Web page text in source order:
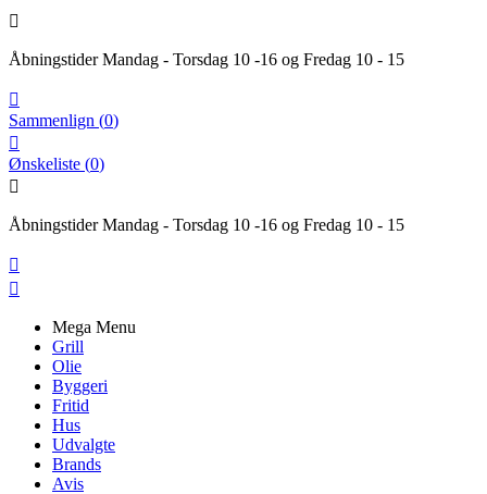

Åbningstider Mandag - Torsdag 10 -16 og Fredag 10 - 15

Sammenlign (0)

Ønskeliste (0)

Åbningstider Mandag - Torsdag 10 -16 og Fredag 10 - 15


Mega Menu
Grill
Olie
Byggeri
Fritid
Hus
Udvalgte
Brands
Avis